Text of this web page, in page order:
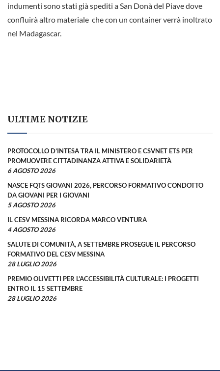
indumenti sono stati già spediti a San Donà del Piave dove
confluirà altro materiale che con un container verrà inoltrato
nel Madagascar.
ULTIME NOTIZIE
PROTOCOLLO D’INTESA TRA IL MINISTERO E CSVNET ETS PER
PROMUOVERE CITTADINANZA ATTIVA E SOLIDARIETÀ
6 AGOSTO 2026
NASCE FQTS GIOVANI 2026, PERCORSO FORMATIVO CONDOTTO
DA GIOVANI PER I GIOVANI
5 AGOSTO 2026
IL CESV MESSINA RICORDA MARCO VENTURA
4 AGOSTO 2026
SALUTE DI COMUNITÀ, A SETTEMBRE PROSEGUE IL PERCORSO
FORMATIVO DEL CESV MESSINA
28 LUGLIO 2026
PREMIO OLIVETTI PER L’ACCESSIBILITÀ CULTURALE: I PROGETTI
ENTRO IL 15 SETTEMBRE
28 LUGLIO 2026